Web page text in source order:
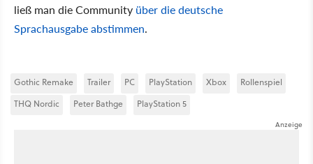
ließ man die Community über die deutsche
Sprachausgabe abstimmen.
Gothic Remake Trailer PC PlayStation Xbox
Rollenspiel
THQ Nordic
Peter Bathge PlayStation 5